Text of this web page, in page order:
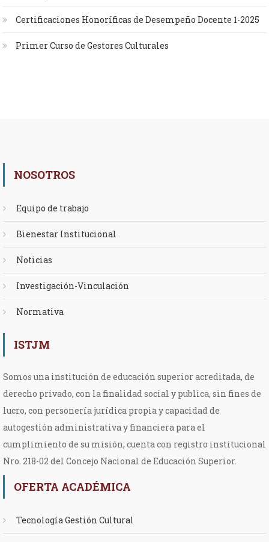
Certificaciones Honoríficas de Desempeño Docente 1-2025
Primer Curso de Gestores Culturales
NOSOTROS
Equipo de trabajo
Bienestar Institucional
Noticias
Investigación-Vinculación
Normativa
ISTJM
Somos una institución de educación superior acreditada, de
derecho privado, con la finalidad social y publica, sin fines de
lucro, con personería jurídica propia y capacidad de
autogestión administrativa y financiera para el
cumplimiento de su misión; cuenta con registro institucional
Nro. 218-02 del Concejo Nacional de Educación Superior.
OFERTA ACADÉMICA
Tecnología Gestión Cultural